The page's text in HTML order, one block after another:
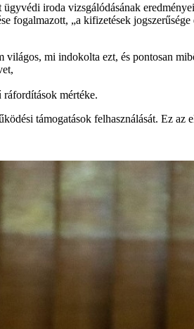
iroda vizsgálódásának
fogalmazott, „a kifizetések
világos, mi indokolta ezt, és pontosan
mértéke.
támogatások felhasználását. Ez